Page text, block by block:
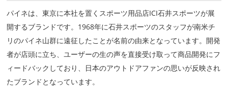
パイネは、東京に本社を置くスポーツ用品店ICI石井スポーツが展
開するブランドです。1968年に石井スポーツのスタッフが南米チ
リのパイネ山群に遠征したことが名前の由来となっています。開発
者が店頭に立ち、ユーザーの生の声を直接受け取って商品開発にフ
ィードバックしており、日本のアウトドアファンの思いが反映され
たブランドとなっています。